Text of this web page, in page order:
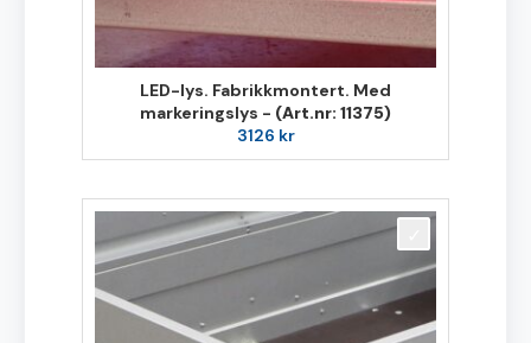
LED-lys. Fabrikkmontert. Med
markeringslys - (Art.nr: 11375)
3126 kr